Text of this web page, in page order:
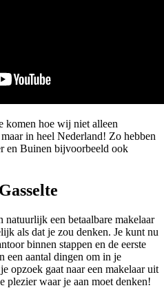
komen hoe wij niet alleen
in heel Nederland! Zo hebben
en Buinen bijvoorbeeld ook
natuurlijk een betaalbare makelaar
als dat je zou denken. Je kunt nu
binnen stappen en de eerste
een aantal dingen om in je
opzoek gaat naar een makelaar uit
plezier waar je aan moet denken!